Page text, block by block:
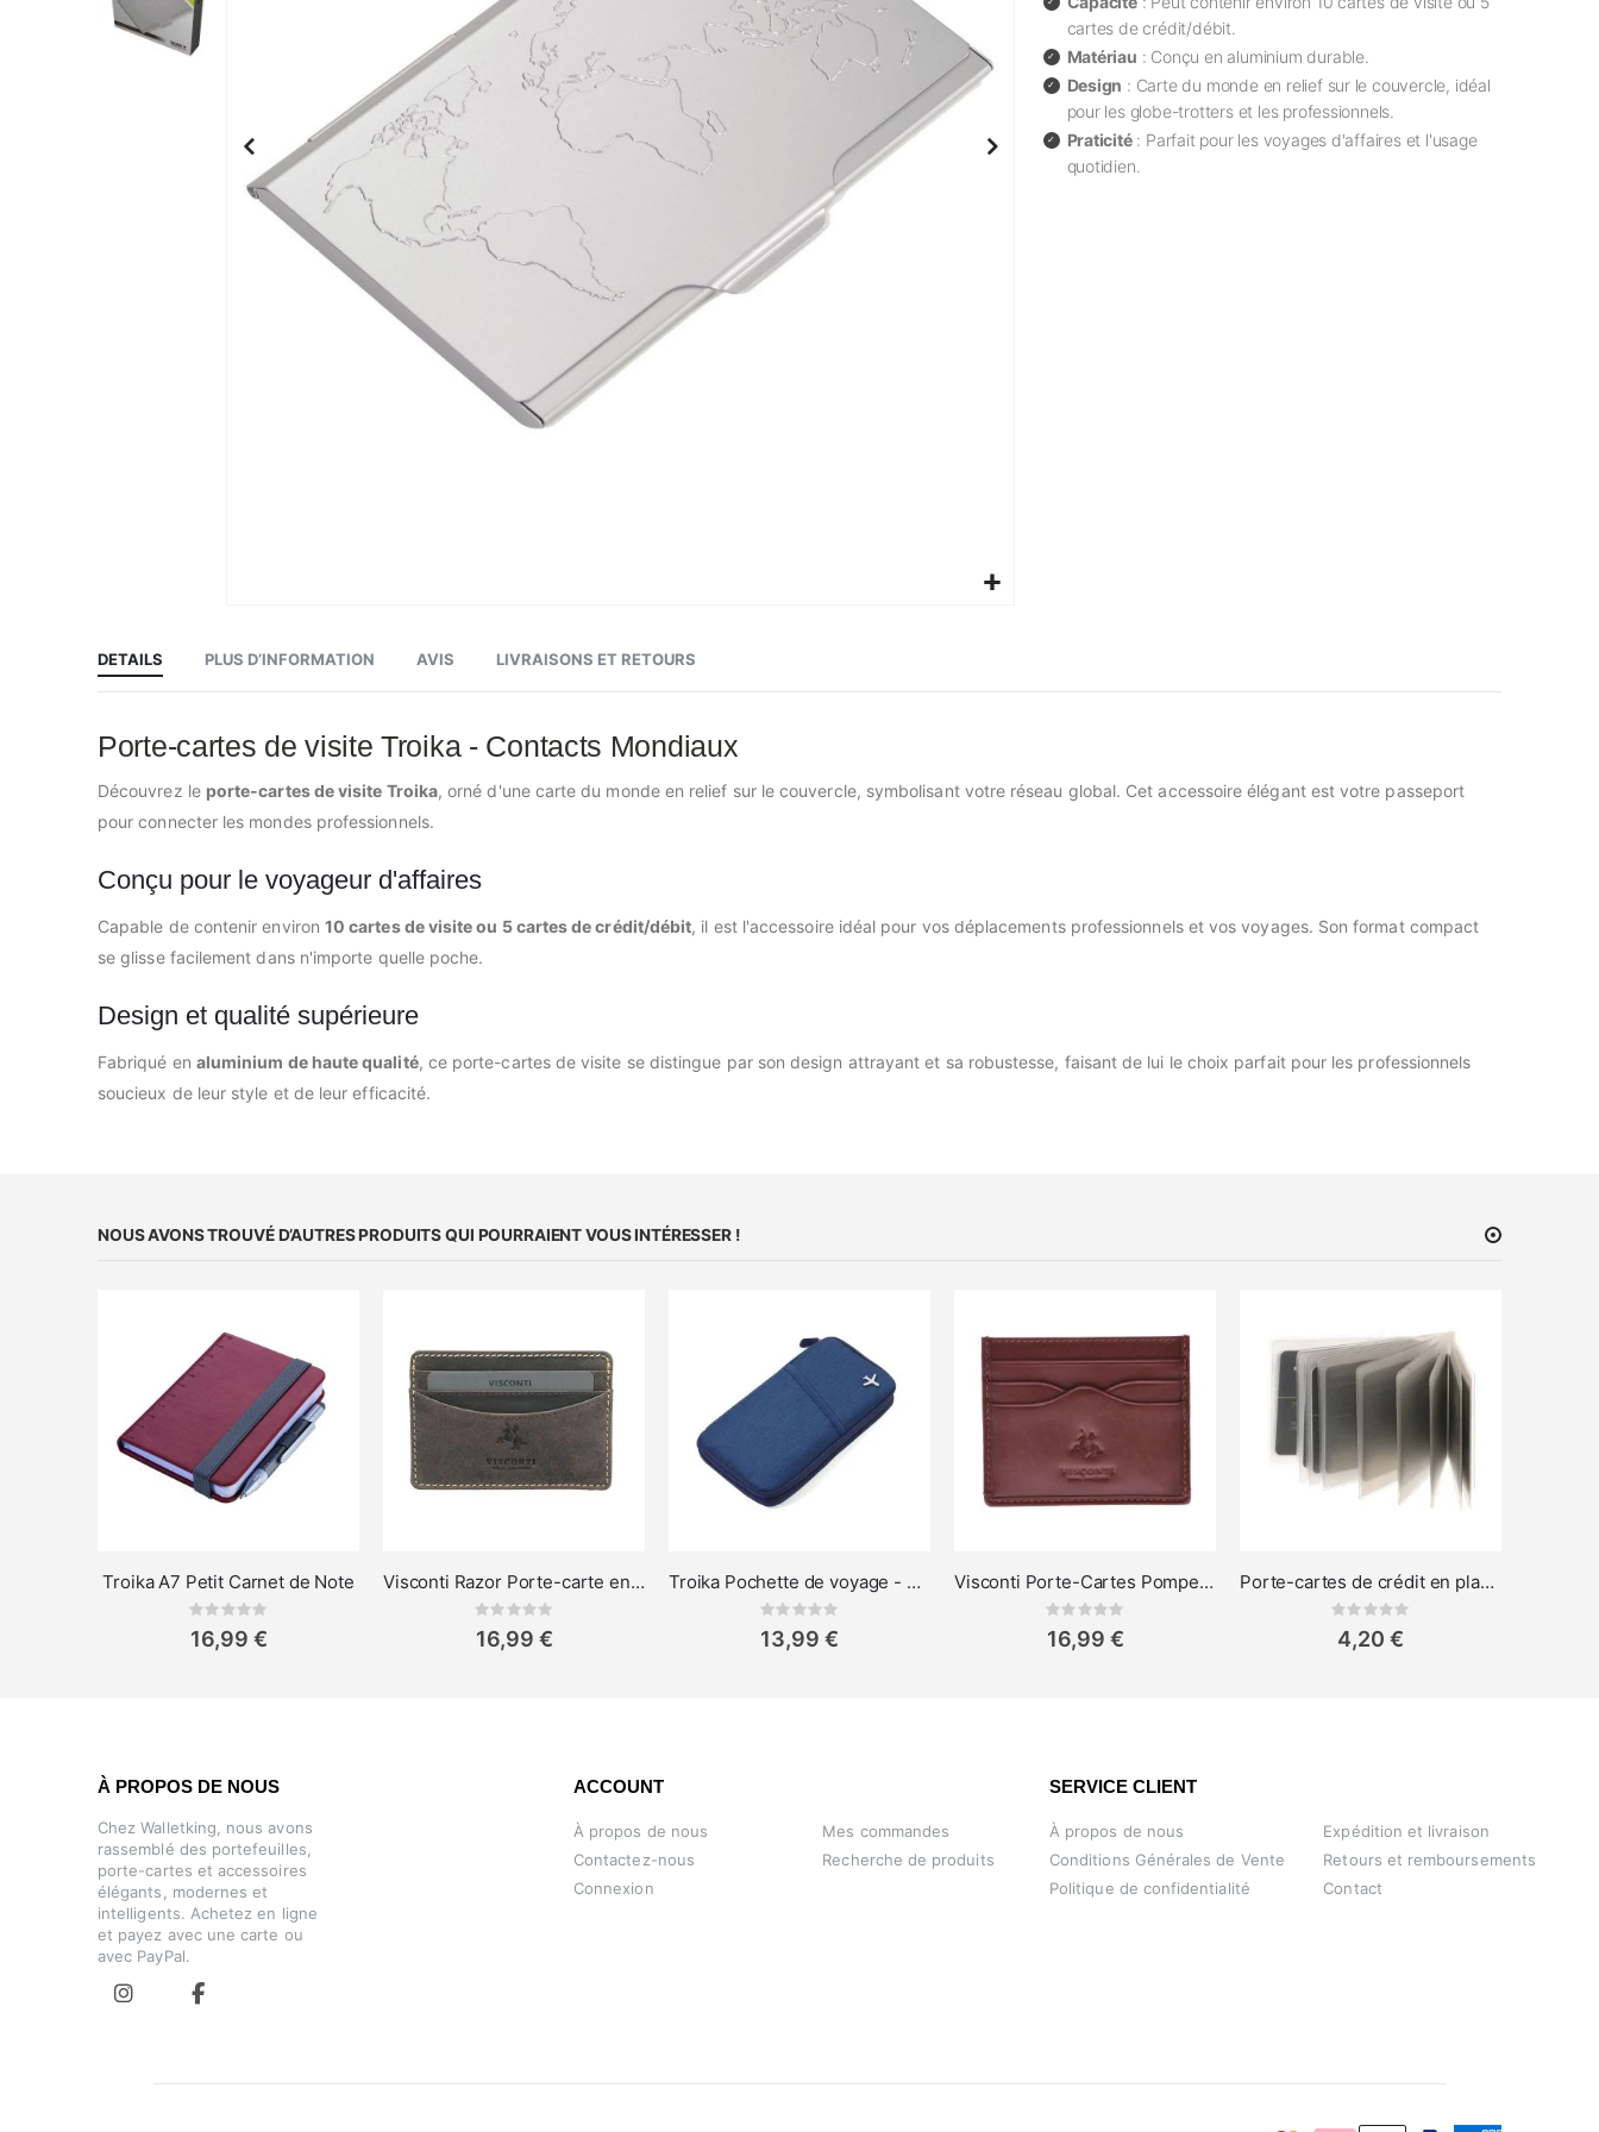
beginning
of
the
images
cartes de crédit/débit.
Matériau : Conçu en aluminium durable.
Design : Carte du monde en relief sur le couvercle, idéal
pour les globe-trotters et les professionnels.
Praticité: Parfait pour les voyages d'affaires et l'usage
quotidien.
DETAILS
Porte-cartes de visite Troika - Contacts Mondiaux
Découvrez le porte-cartes de visite Troika, orné d'une carte du monde en relief sur le couvercle, symbolisant votre réseau global. Cet accessoire élégant est votre passeport
pour connecter les mondes professionnels.
Conçu pour le voyageur d'affaires
Capable de contenir environ 10 cartes de visite ou 5 cartes de crédit/débit, il est l'accessoire idéal pour vos déplacements professionnels et vos voyages. Son format compact
se glisse facilement dans n'importe quelle poche.
Design et qualité supérieure
Fabriqué en aluminium de haute qualité, ce porte-cartes de visite se distingue par son design attrayant et sa robustesse, faisant de lui le choix parfait pour les professionnels
soucieux de leur style et de leur efficacité.
PLUS D’INFORMATION AVIS LIVRAISONS ET RETOURS
NOUS AVONS TROUVÉ D’AUTRES PRODUITS QUI POURRAIENT VOUS INTÉRESSER !
Troika A7 Petit Carnet de Note
Rating:
16,99 €
Visconti Razor Porte-carte en Cuir Noir
Rating:
16,99 €
Troika Pochette de voyage - Safe Flight
Rating:
13,99 €
Visconti Porte-Cartes Pompeii Monza
Rating:
16,99 €
Porte-cartes de crédit en plastique
Rating:
4,20 €
À PROPOS DE NOUS
Chez Walletking, nous avons
rassemblé des portefeuilles,
porte-cartes et accessoires
élégants, modernes et
intelligents. Achetez en ligne
et payez avec une carte ou
avec PayPal.
ACCOUNT
À propos de nous
Contactez-nous
Connexion
Mes commandes
Recherche de produits
SERVICE CLIENT
À propos de nous
Conditions Générales de Vente
Politique de confidentialité
Expédition et livraison
Retours et remboursements
Contact